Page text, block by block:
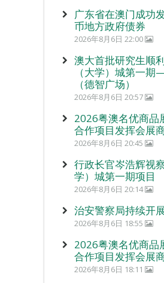
广东省在澳门成功
币地方政府债券
2026年8月6日 22:00
澳大首批研究生顺
（大学）城第一
（德智广场）
2026年8月6日 20:57
2026粤澳名优商品
合作项目发挥会展
2026年8月6日 20:45
行政长官岑浩辉视
学）城第一期项目
2026年8月6日 20:14
治安警察局持续开
2026年8月6日 18:55
2026粤澳名优商品
合作项目发挥会展
2026年8月6日 18:11